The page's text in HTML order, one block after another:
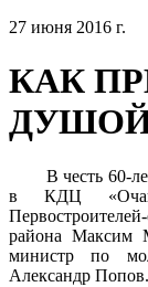
27 июня 2016 г.
КАК
В честь 60-
в КДЦ «Очаг»
района Максим
министр по
Александр Попов.